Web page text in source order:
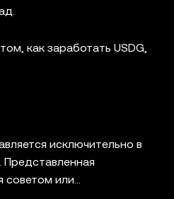
как заработать USDG,
исключительно в
советом или